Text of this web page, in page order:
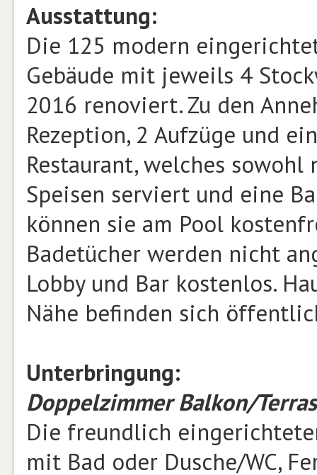
Ausstattung:
Die 125 modern
Gebäude mit jeweils 4
2016 renoviert. Zu den
Rezeption, 2 Aufzüge und
Restaurant, welches
Speisen serviert und eine
können sie am Pool
Badetücher werden nicht
Lobby und Bar kostenlos.
Nähe befinden sich
Unterbringung:
Doppelzimmer Balkon/
Die freundlich
mit Bad oder Dusche/WC,